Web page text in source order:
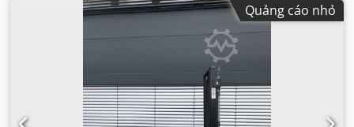
Quảng cáo nhỏ